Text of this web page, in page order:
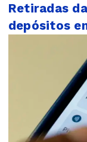
Retiradas
depósitos